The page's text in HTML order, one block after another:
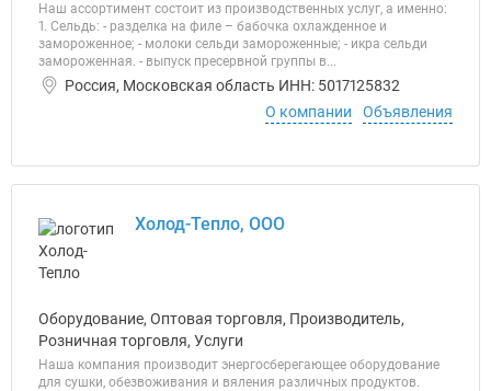
Наш ассортимент состоит из производственных услуг, а именно:
1. Сельдь: - разделка на филе – бабочка охлажденное и
замороженное; - молоки сельди замороженные; - икра сельди
замороженная. - выпуск пресервной группы в...
Россия, Московская область ИНН: 5017125832
О компании
Объявления
Холод-Тепло, ООО
Оборудование, Оптовая торговля, Производитель,
Розничная торговля, Услуги
Наша компания производит энергосберегающее оборудование
для сушки, обезвоживания и вяления различных продуктов.